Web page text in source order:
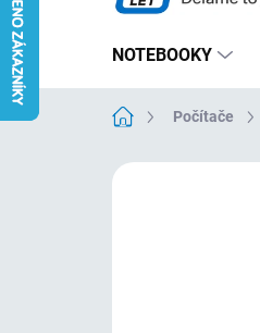
NOTEBOOKY
Domů Počítače